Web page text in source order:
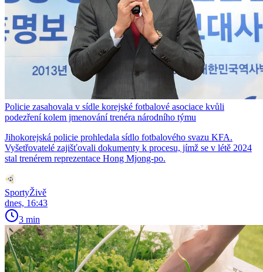
Policie zasahovala v sídle korejské fotbalové asociace kvůli
podezření kolem jmenování trenéra národního týmu
Jihokorejská policie prohledala sídlo fotbalového svazu KFA.
Vyšetřovatelé zajišťovali dokumenty k procesu, jímž se v létě 2024
stal trenérem reprezentace Hong Mjong-po.
SportyŽivě
dnes, 16:43
3 min